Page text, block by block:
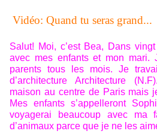
Vidéo: Quand tu seras grand...
Salut! Moi, c’est Bea, Dans
avec mes enfants et mon mari.
parents tous les mois. Je
d’architecture Architecture
maison au centre de Paris mais
Mes enfants s’appelleront
voyagerai beaucoup avec ma
d’animaux parce que je ne les